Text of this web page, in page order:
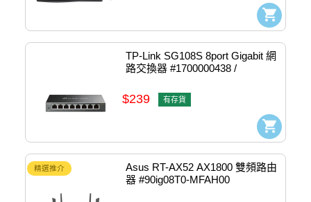
TP-Link SG108S 8port Gigabit 網
路交換器 #1700000438 /
$239 有存貨
精選推介
Asus RT-AX52 AX1800 雙頻路由
器 #90ig08T0-MFAH00